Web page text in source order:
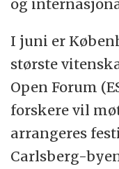
og
I juni er
største
Open Forum
forskere vil
arrangeres
Carlsberg-